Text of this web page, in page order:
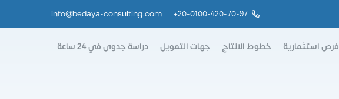
20-0100-420-70-97
+
info@bedaya-consulting.com
فرص استثمارية خطوط الانتاج جهات التمويل دراسة جدوى في 24 ساعة